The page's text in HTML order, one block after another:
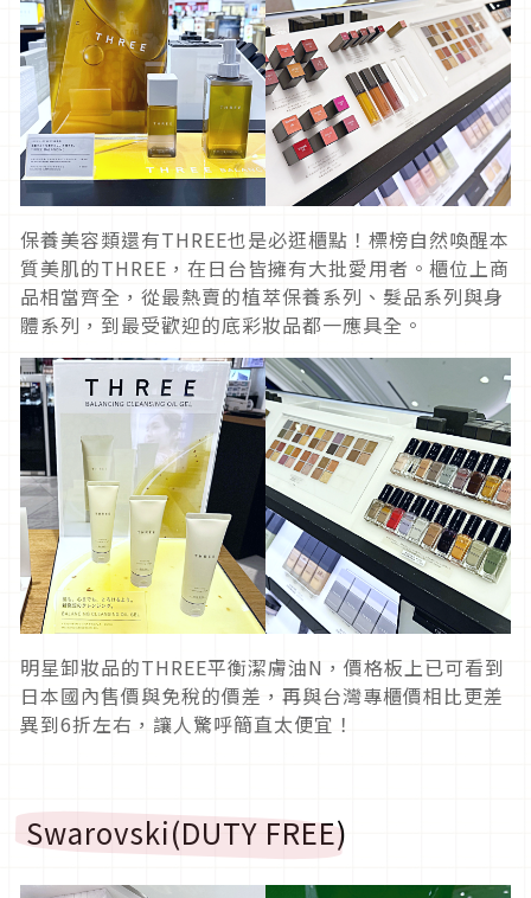
保養美容類還有THREE也是必逛櫃點！標榜自然喚醒本
質美肌的THREE，在日台皆擁有大批愛用者。櫃位上商
品相當齊全，從最熱賣的植萃保養系列、髮品系列與身
體系列，到最受歡迎的底彩妝品都一應具全。
明星卸妝品的THREE平衡潔膚油N，價格板上已可看到
日本國內售價與免稅的價差，再與台灣專櫃價相比更差
異到6折左右，讓人驚呼簡直太便宜！
Swarovski(DUTY FREE)